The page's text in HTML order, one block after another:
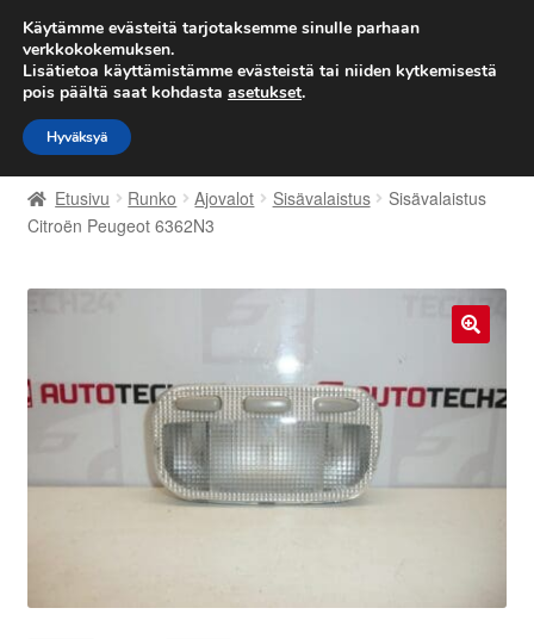
TOIMITUS alkaen 7 EUR
Siirry
navigointiin
Siirry
sisältöön
Etusivu
Kärry
Maailmanlaajuinen toimitus
Etusivu Runko Ajovalot Sisävalaistus
Sisävalaistus
Citroën Peugeot 6362N3
Käytämme evästeitä tarjotaksemme sinulle parhaan
verkkokokemuksen.
Lisätietoa käyttämistämme evästeistä tai niiden kytkemisestä
pois päältä saat kohdasta asetukset.
Hyväksyä